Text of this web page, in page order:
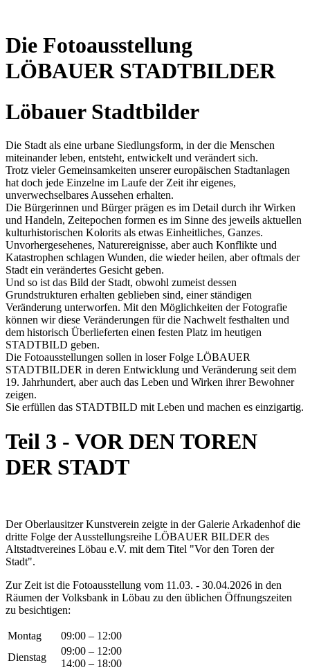
Die Fotoausstellung
LÖBAUER STADTBILDER
Löbauer Stadtbilder
Die Stadt als eine urbane Siedlungsform, in der die Menschen
miteinander leben, entsteht, entwickelt und verändert sich.
Trotz vieler Gemeinsamkeiten unserer europäischen Stadtanlagen
hat doch jede Einzelne im Laufe der Zeit ihr eigenes,
unverwechselbares Aussehen erhalten.
Die Bürgerinnen und Bürger prägen es im Detail durch ihr Wirken
und Handeln, Zeitepochen formen es im Sinne des jeweils aktuellen
kulturhistorischen Kolorits als etwas Einheitliches, Ganzes.
Unvorhergesehenes, Naturereignisse, aber auch Konflikte und
Katastrophen schlagen Wunden, die wieder heilen, aber oftmals der
Stadt ein verändertes Gesicht geben.
Und so ist das Bild der Stadt, obwohl zumeist dessen
Grundstrukturen erhalten geblieben sind, einer ständigen
Veränderung unterworfen. Mit den Möglichkeiten der Fotografie
können wir diese Veränderungen für die Nachwelt festhalten und
dem historisch Überlieferten einen festen Platz im heutigen
STADTBILD geben.
Die Fotoausstellungen sollen in loser Folge LÖBAUER
STADTBILDER in deren Entwicklung und Veränderung seit dem
19. Jahrhundert, aber auch das Leben und Wirken ihrer Bewohner
zeigen.
Sie erfüllen das STADTBILD mit Leben und machen es einzigartig.
Teil 3 - VOR DEN TOREN
DER STADT
Der Oberlausitzer Kunstverein zeigte in der Galerie Arkadenhof die
dritte Folge der Ausstellungsreihe LÖBAUER BILDER des
Altstadtvereines Löbau e.V. mit dem Titel "Vor den Toren der
Stadt".
Zur Zeit ist die Fotoausstellung vom 11.03. - 30.04.2026 in den
Räumen der Volksbank in Löbau zu den üblichen Öffnungszeiten
zu besichtigen:
Montag
09:00 – 12:00
Dienstag
09:00 – 12:00
14:00 – 18:00